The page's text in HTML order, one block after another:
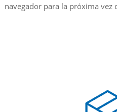
navegador para la próxima vez